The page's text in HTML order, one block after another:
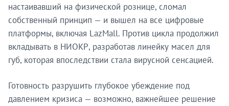
настаивавший на физической рознице, сломал
собственный принцип — и вышел на все цифровые
платформы, включая LazMall. Против цикла продолжил
вкладывать в НИОКР, разработав линейку масел для
губ, которая впоследствии стала вирусной сенсацией.
Готовность разрушить глубокое убеждение под
давлением кризиса — возможно, важнейшее решение